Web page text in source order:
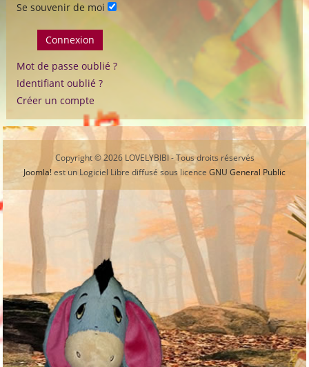
Se souvenir de moi
Connexion
Mot de passe oublié ?
Identifiant oublié ?
Créer un compte
Copyright © 2026 LOVELYBIBI - Tous droits réservés
Joomla!est un Logiciel Libre diffusé sous licence GNU General Public